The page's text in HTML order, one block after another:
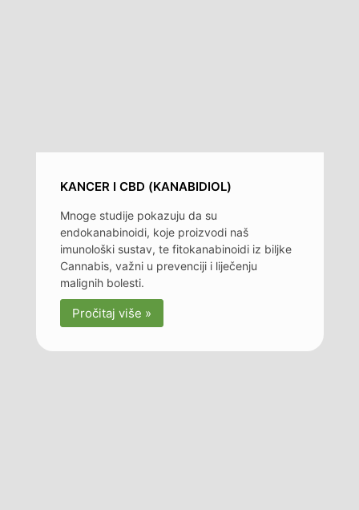
KANCER I CBD (KANABIDIOL)
Mnoge studije pokazuju da su
endokanabinoidi, koje proizvodi naš
imunološki sustav, te fitokanabinoidi iz biljke
Cannabis, važni u prevenciji i liječenju
malignih bolesti.
Pročitaj više »